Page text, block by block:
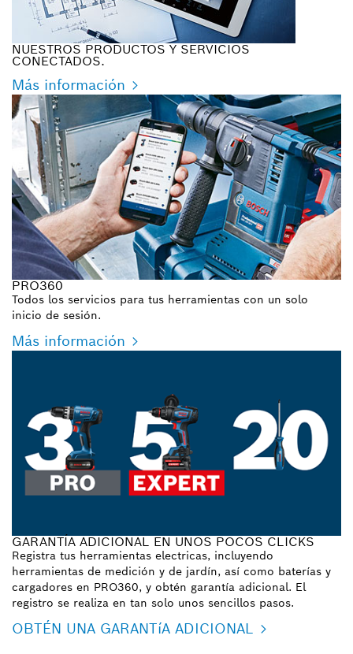
NUESTROS PRODUCTOS Y SERVICIOS
CONECTADOS.
Más información
PRO360
Todos los servicios para tus herramientas con un solo
inicio de sesión.
Más información
GARANTÍA ADICIONAL EN UNOS POCOS CLICKS
Registra tus herramientas electricas, incluyendo
herramientas de medición y de jardín, así como baterías y
cargadores en PRO360, y obtén garantía adicional. El
registro se realiza en tan solo unos sencillos pasos.
OBTÉN UNA GARANTíA ADICIONAL